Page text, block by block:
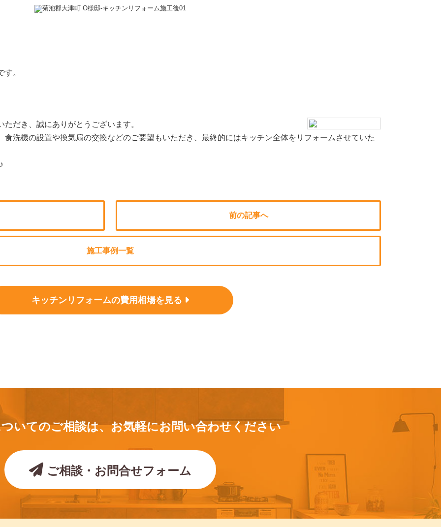
。
だき、誠にありがとうございます。
洗機の設置や換気扇の交換などのご要望もいただき、最終的にはキッチン全体をリフォームさせていた
前の記事へ
施工事例一覧
キッチンリフォームの費用相場を見る
いてのご相談は、お気軽にお問い合わせください
ご相談・お問合せフォーム